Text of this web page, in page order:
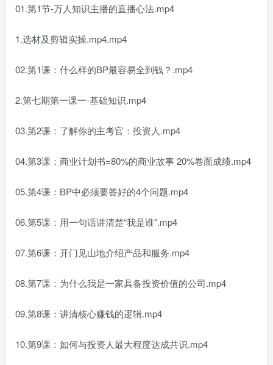
01.第1节-万人知识主播的直播心法.mp4
1.选材及剪辑实操.mp4.mp4
02.第1课：什么样的BP最容易全到钱？.mp4
2.第七期第一课一-基础知识.mp4
03.第2课：了解你的主考官：投资人.mp4
04.第3课：商业计划书=80%的商业故事 20%卷面成绩.mp4
05.第4课：BP中必须要答好的4个问题.mp4
06.第5课：用一句话讲清楚“我是谁”.mp4
07.第6课：开门见山地介绍产品和服务.mp4
08.第7课：为什么我是一家具备投资价值的公司.mp4
09.第8课：讲清核心赚钱的逻辑.mp4
10.第9课：如何与投资人最大程度达成共识.mp4